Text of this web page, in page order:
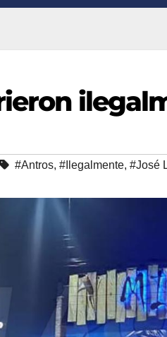
#Antros, #Ilegalmente, #José